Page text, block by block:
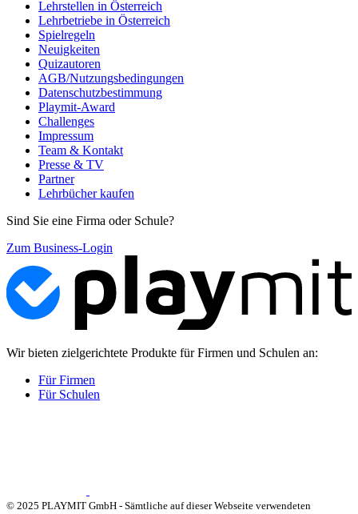
Lehrstellen in Österreich
Lehrbetriebe in Österreich
Spielregeln
Neuigkeiten
Quizautoren
AGB/Nutzungsbedingungen
Datenschutzbestimmung
Playmit-Award
Challenges
Impressum
Team & Kontakt
Presse & TV
Partner
Lehrbücher kaufen
Sind Sie eine Firma oder Schule?
Zum Business-Login
Wir bieten zielgerichtete Produkte für Firmen und Schulen an:
Für Firmen
Für Schulen
© 2025 PLAYMIT GmbH - Sämtliche auf dieser Webseite verwendeten